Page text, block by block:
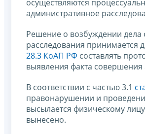
осуществляются
административное
Решение о возбуждении
расследования принимается
28.3 КоАП РФ составлять
выявления факта
В соответствии с частью 3.1
правонарушении и
высылается физическому
вынесено.